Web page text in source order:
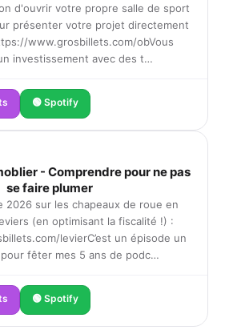
d'ouvrir votre propre salle de sport
présenter votre projet directement
www.grosbillets.com/obVous
investissement avec des t…
🟢 Spotify
- Comprendre pour ne pas
se faire plumer
2026 sur les chapeaux de roue en
(en optimisant la fiscalité !) :
levierC’est un épisode un
fêter mes 5 ans de podc…
🟢 Spotify